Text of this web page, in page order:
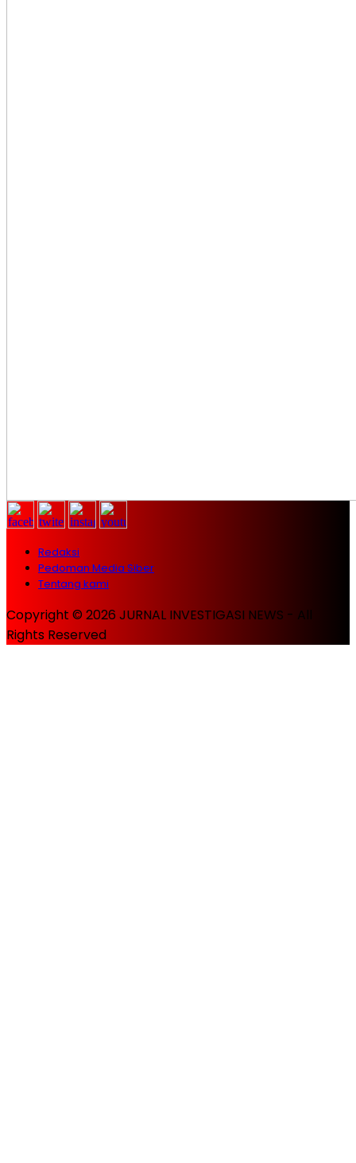
Redaksi
Pedoman Media Siber
Tentang kami
Copyright © 2026 JURNAL INVESTIGASI NEWS - All
Rights Reserved